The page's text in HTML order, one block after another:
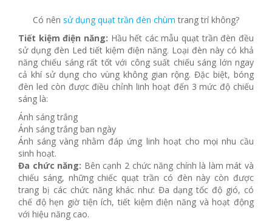
Có nên sử dụng quạt trần đèn chùm trang trí không?
Tiết kiệm điện năng: Hầu hết các mẫu quạt trần đèn đều
sử dụng đèn Led tiết kiệm điện năng. Loại đèn này có khả
năng chiếu sáng rất tốt với công suất chiếu sáng lớn ngay
cả khí sử dụng cho vùng không gian rộng. Đặc biệt, bóng
đèn led còn được điều chỉnh linh hoạt đến 3 mức độ chiếu
sáng là:
Ánh sáng trắng
Ánh sáng trắng ban ngày
Ánh sáng vàng nhằm đáp ứng linh hoạt cho mọi nhu cầu
sinh hoạt.
Đa chức năng: Bên cạnh 2 chức năng chính là làm mát và
chiếu sáng, những chiếc quạt trần có đèn này còn được
trang bị các chức năng khác như: Đa dạng tốc độ gió, có
chế độ hẹn giờ tiện ích, tiết kiệm điện năng và hoạt động
với hiệu năng cao.